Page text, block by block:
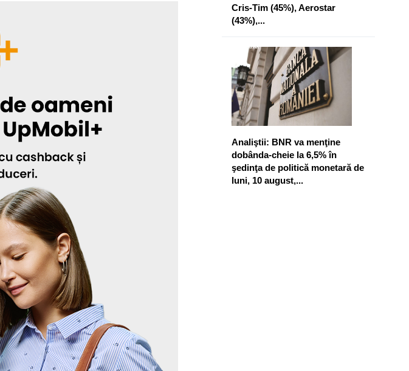
Cris-Tim (45%), Aerostar
(43%),...
Analiştii: BNR va menţine
dobânda-cheie la 6,5% în
şedinţa de politică monetară de
luni, 10 august,...